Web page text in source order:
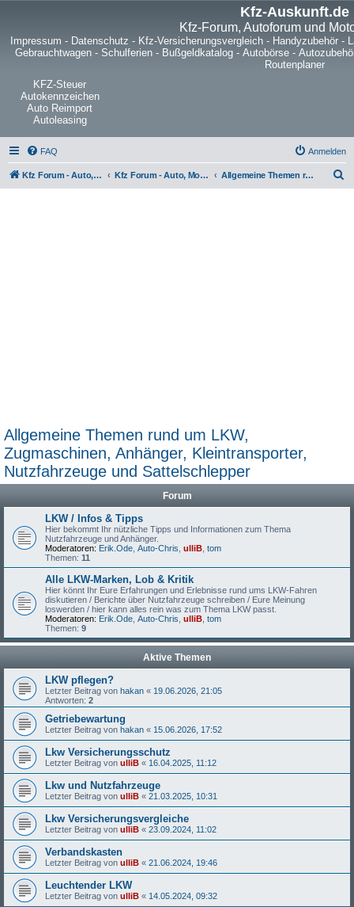
Kfz-Auskunft.de
Kfz-Forum, Autoforum und
Impressum - Datenschutz - Kfz-Versicherungsvergleich - Handyzubehör -
Gebrauchtwagen- Schulferien- Bußgeldkatalog- Autobörse-
Routenplaner
KFZ-Steuer
Autokennzeichen
Auto Reimport
Autoleasing
FAQ Anmelden
Kfz Forum - Auto, Motorrad und LKW Kfz Forum - Auto, Motorrad und LKW Allgemeine Themen rund um LKW, Zugmaschinen, Anhänger, Kleintransporter, Nutzfahrzeuge und Sattelschlepper
Allgemeine Themen rund um LKW,
Zugmaschinen, Anhänger, Kleintransporter,
Nutzfahrzeuge und Sattelschlepper
Forum
LKW / Infos & Tipps
Hier bekommt Ihr nützliche Tipps und Informationen zum Thema
Nutzfahrzeuge und Anhänger.
Moderatoren: Erik.Ode Auto-Chris ulliB tom
Themen: 11
Alle LKW-Marken, Lob & Kritik
Hier könnt Ihr Eure Erfahrungen und Erlebnisse rund ums LKW-Fahren
diskutieren / Berichte über Nutzfahrzeuge schreiben / Eure Meinung
loswerden / hier kann alles rein was zum Thema LKW passt.
Moderatoren: Erik.Ode Auto-Chris ulliB tom
Themen: 9
Aktive Themen
LKW pflegen?
Letzter Beitrag von hakan « 19.06.2026, 21:05
Antworten: 2
Getriebewartung
Letzter Beitrag von hakan « 15.06.2026, 17:52
Lkw Versicherungsschutz
Letzter Beitrag von ulliB « 16.04.2025, 11:12
Lkw und Nutzfahrzeuge
Letzter Beitrag von ulliB « 21.03.2025, 10:31
Lkw Versicherungsvergleiche
Letzter Beitrag von ulliB « 23.09.2024, 11:02
Verbandskasten
Letzter Beitrag von ulliB « 21.06.2024, 19:46
Leuchtender LKW
Letzter Beitrag von ulliB « 14.05.2024, 09:32